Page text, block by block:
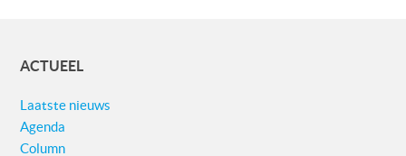
ACTUEEL
Laatste nieuws
Agenda
Column